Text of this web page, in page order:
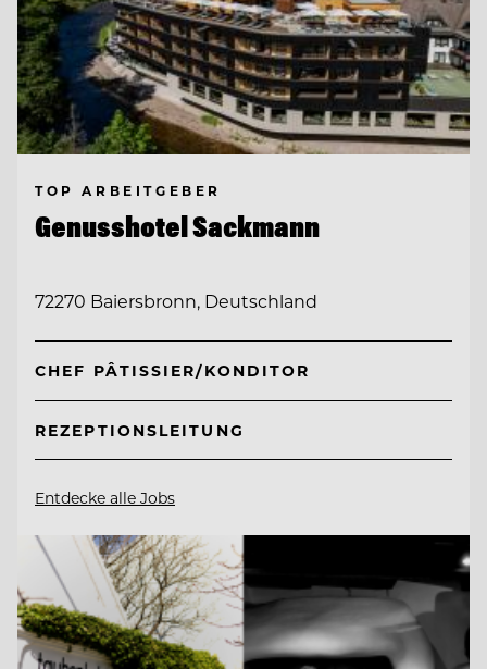
TOP ARBEITGEBER
Genusshotel Sackmann
72270 Baiersbronn, Deutschland
CHEF PÂTISSIER/KONDITOR
REZEPTIONSLEITUNG
Entdecke alle Jobs